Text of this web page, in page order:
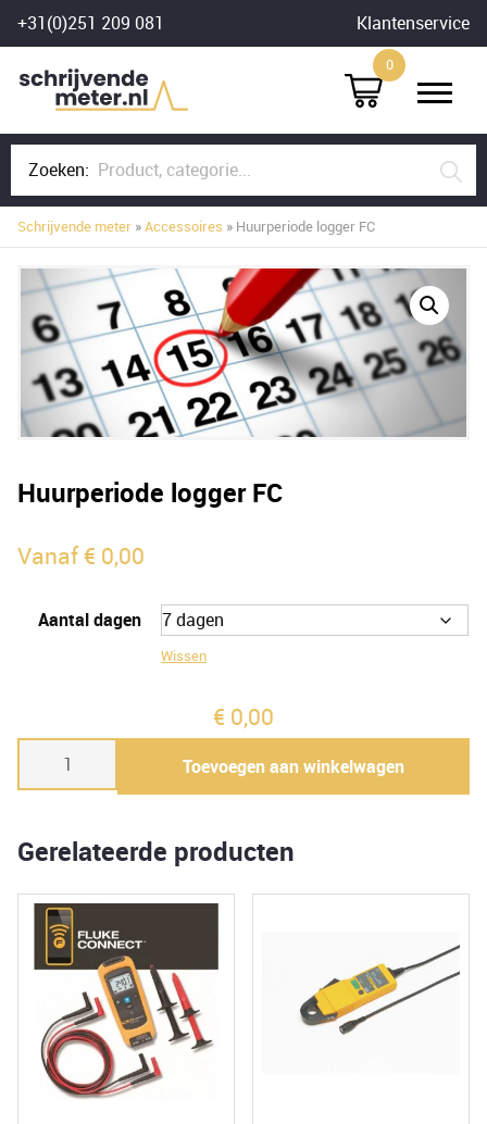
Skip
to
content
+31(0)251 209 081 Klantenservice
0
Zoeken:
Schrijvende meter »Accessoires » Huurperiode logger FC
Huurperiode logger FC
Vanaf€ 0,00
Aantal dagen
Wissen
€ 0,00
aantal
Toevoegen aan winkelwagen
Gerelateerde producten